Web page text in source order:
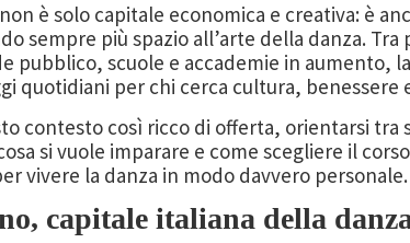
è solo capitale economica e creativa: è
sempre più spazio all’arte della danza.
pubblico, scuole e accademie in aumento,
quotidiani per chi cerca cultura, benessere
contesto così ricco di offerta, orientarsi
si vuole imparare e come scegliere il
vivere la danza in modo davvero personale.
capitale italiana della danza